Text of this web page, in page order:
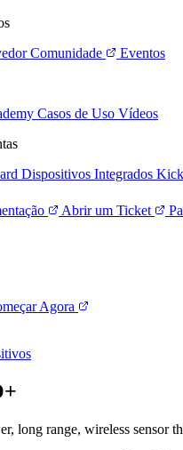
Comunidade
Eventos
Casos de Uso Vídeos
Dispositivos Integrados
Abrir um Ticket
Agora
long range, wireless sensor